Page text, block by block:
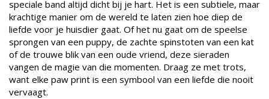
speciale band altijd dicht bij je hart. Het is een subtiele, maar
krachtige manier om de wereld te laten zien hoe diep de
liefde voor je huisdier gaat. Of het nu gaat om de speelse
sprongen van een puppy, de zachte spinstoten van een kat
of de trouwe blik van een oude vriend, deze sieraden
vangen de magie van die momenten. Draag ze met trots,
want elke paw print is een symbool van een liefde die nooit
vervaagt.